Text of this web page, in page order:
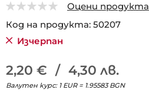
на
галерия
със
снимки
Оцени продукта
Код на продукта 50207
Изчерпан
2,20 € / 4,30 лв.
Валутен курс: 1 EUR = 1.95583 BGN